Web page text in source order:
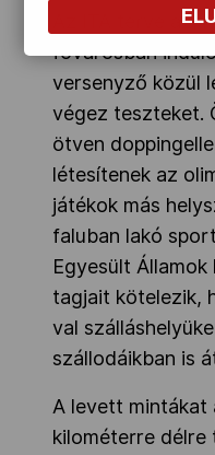
Az ITA terve az,
fővárosban
versenyző közül
végez teszteket.
ötven
létesítenek az
játékok más
faluban lakó
Egyesült
tagjait kötelezik,
val
szállodáikban is
A levett mintákat
kilométerre délre